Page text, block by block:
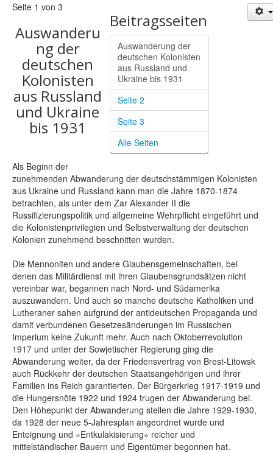
Geschichte
Downloads
Publikationen
Shop
Über uns
Beitragsseiten
Auswanderung der
deutschen Kolonisten
aus Russland und
Ukraine bis 1931
Seite 2
Seite 3
Alle Seiten
Seite 1 von 3
Auswanderu
ng der
deutschen
Kolonisten
aus Russland
und Ukraine
bis 1931
Als Beginn der
zunehmenden Abwanderung der deutschstämmigen Kolonisten
aus Ukraine und Russland kann man die Jahre 1870-1874
betrachten, als unter dem Zar Alexander II die
Russifizierungspolitik und allgemeine Wehrpflicht eingeführt und
die Kolonistenprivilegien und Selbstverwaltung der deutschen
Kolonien zunehmend beschnitten wurden.
Die Mennoniten und andere Glaubensgemeinschaften, bei
denen das Militärdienst mit ihren Glaubensgrundsätzen nicht
vereinbar war, begannen nach Nord- und Südamerika
auszuwandern. Und auch so manche deutsche Katholiken und
Lutheraner sahen aufgrund der antideutschen Propaganda und
damit verbundenen Gesetzesänderungen im Russischen
Imperium keine Zukunft mehr. Auch nach Oktoberrevolution
1917 und unter der Sowjetischer Regierung ging die
Abwanderung weiter, da der Friedensvertrag von Brest-Litowsk
auch Rückkehr der deutschen Staatsangehörigen und ihrer
Familien ins Reich garantierten. Der Bürgerkrieg 1917-1919 und
die Hungersnöte 1922 und 1924 trugen der Abwanderung bei.
Den Höhepunkt der Abwanderung stellen die Jahre 1929-1930,
da 1928 der neue 5-Jahresplan angeordnet wurde und
Enteignung und «Entkulakisierung» reicher und
mittelständischer Bauern und Eigentümer begonnen hat.